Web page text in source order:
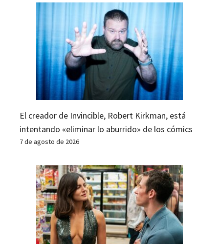
El creador de Invincible, Robert Kirkman, está
intentando «eliminar lo aburrido» de los cómics
7 de agosto de 2026